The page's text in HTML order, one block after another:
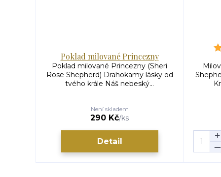
Poklad milované Princezny
Poklad milované Princezny (Sheri
Rose Shepherd) Drahokamy lásky od
tvého krále Náš nebeský...
290 Kč/ks
Není skladem
Detail